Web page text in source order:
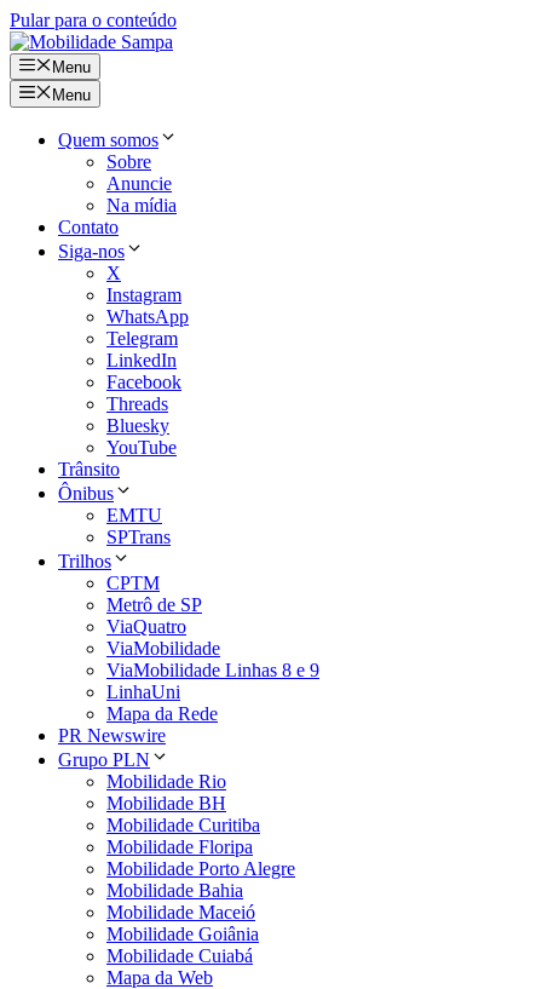
Pular para o conteúdo
Menu
Menu
Quem somos
Sobre
Anuncie
Na mídia
Contato
Siga-nos
X
Instagram
WhatsApp
Telegram
LinkedIn
Facebook
Threads
Bluesky
YouTube
Trânsito
Ônibus
EMTU
SPTrans
Trilhos
CPTM
Metrô de SP
ViaQuatro
ViaMobilidade
ViaMobilidade Linhas 8 e 9
LinhaUni
Mapa da Rede
PR Newswire
Grupo PLN
Mobilidade Rio
Mobilidade BH
Mobilidade Curitiba
Mobilidade Floripa
Mobilidade Porto Alegre
Mobilidade Bahia
Mobilidade Maceió
Mobilidade Goiânia
Mobilidade Cuiabá
Mapa da Web